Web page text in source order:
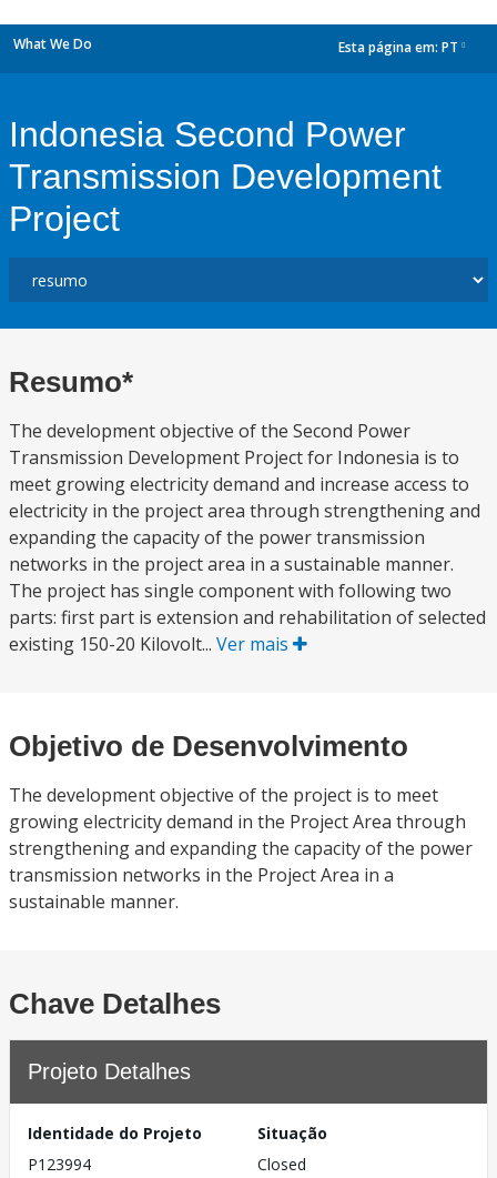
What We Do Esta página em: PT
Indonesia Second Power
Transmission Development
Project
Resumo*
The development objective of the Second Power
Transmission Development Project for Indonesia is to
meet growing electricity demand and increase access to
electricity in the project area through strengthening and
expanding the capacity of the power transmission
networks in the project area in a sustainable manner.
The project has single component with following two
parts: first part is extension and rehabilitation of selected
existing 150-20 Kilovolt... Ver mais
Objetivo de Desenvolvimento
The development objective of the project is to meet
growing electricity demand in the Project Area through
strengthening and expanding the capacity of the power
transmission networks in the Project Area in a
sustainable manner.
Chave Detalhes
Projeto Detalhes
Identidade do Projeto
P123994
Situação
Closed